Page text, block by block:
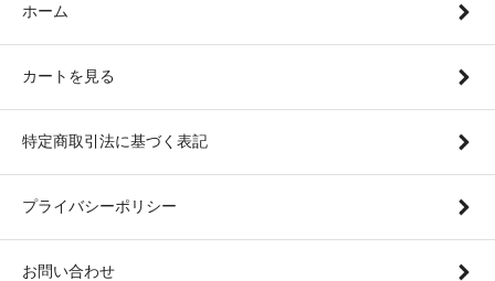
ホーム
カートを見る
特定商取引法に基づく表記
プライバシーポリシー
お問い合わせ